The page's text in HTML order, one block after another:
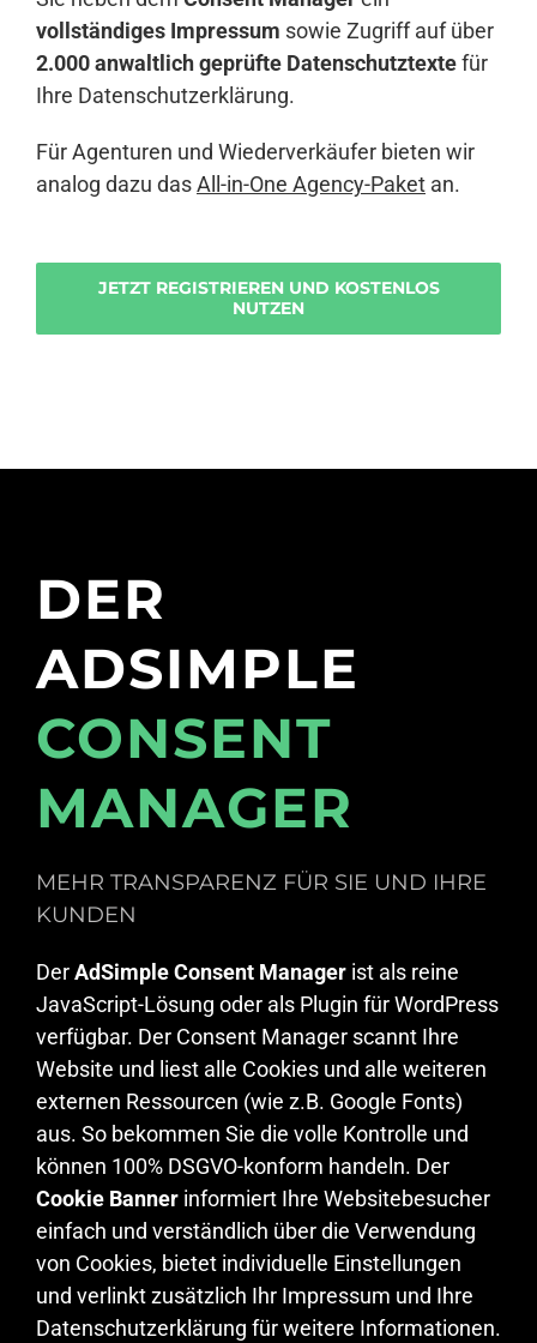
vollständiges Impressum sowie Zugriff auf über
2.000 anwaltlich geprüfte Datenschutztextefür
Ihre Datenschutzerklärung.
Für Agenturen und Wiederverkäufer bieten wir
analog dazu dasAll-in-One Agency-Paket an.
JETZT REGISTRIEREN UND KOSTENLOS
NUTZEN
DER
ADSIMPLE
CONSENT
MANAGER
MEHR TRANSPARENZ FÜR SIE UND IHRE
KUNDEN
DerAdSimple Consent Manager ist als reine
JavaScript-Lösung oder als Plugin für WordPress
verfügbar. Der Consent Manager scannt Ihre
Website und liest alle Cookies und alle weiteren
externen Ressourcen (wie z.B. Google Fonts)
aus. So bekommen Sie die volle Kontrolle und
können 100% DSGVO-konform handeln. Der
Cookie Banner informiert Ihre Websitebesucher
einfach und verständlich über die Verwendung
von Cookies, bietet individuelle Einstellungen
und verlinkt zusätzlich Ihr Impressum und Ihre
Datenschutzerklärung für weitere Informationen.